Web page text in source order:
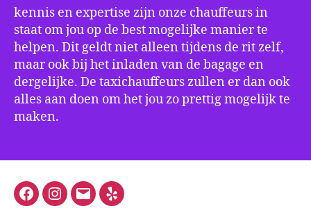
kennis en expertise zijn onze chauffeurs in
staat om jou op de best mogelijke manier te
helpen. Dit geldt niet alleen tijdens de rit zelf,
maar ook bij het inladen van de bagage en
dergelijke. De taxichauffeurs zullen er dan ook
alles aan doen om het jou zo prettig mogelijk te
maken.
FacebookInstagram
E-
Yelp